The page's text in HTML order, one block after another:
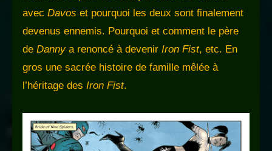
avec Davos et pourquoi les deux sont finalement
devenus ennemis. Pourquoi et comment le père
de Danny a renoncé à devenir Iron Fist, etc. En
gros une sacrée histoire de famille mêlée à
l’héritage des Iron Fist.